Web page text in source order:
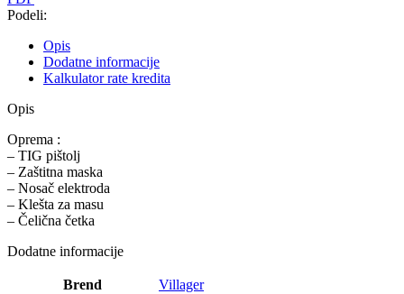
Podeli:
Opis
Dodatne informacije
Kalkulator rate kredita
Opis
Oprema :
– TIG pištolj
– Zaštitna maska
– Nosač elektroda
– Klešta za masu
– Čelična četka
Dodatne informacije
Brend Villager